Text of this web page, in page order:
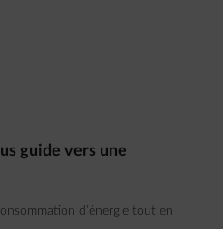
guide vers une
d’énergie tout en